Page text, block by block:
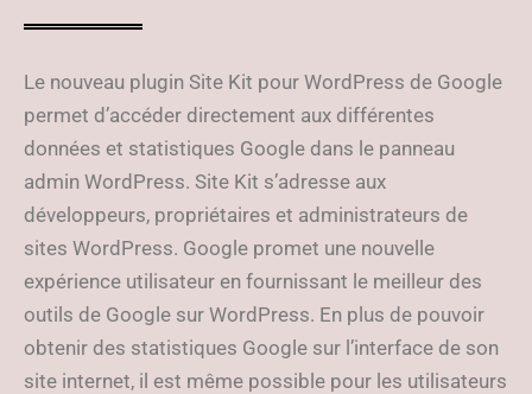
Le nouveau plugin Site Kit pour WordPress de Google
permet d’accéder directement aux différentes
données et statistiques Google dans le panneau
admin WordPress. Site Kit s’adresse aux
développeurs, propriétaires et administrateurs de
sites WordPress. Google promet une nouvelle
expérience utilisateur en fournissant le meilleur des
outils de Google sur WordPress. En plus de pouvoir
obtenir des statistiques Google sur l’interface de son
site internet, il est même possible pour les utilisateurs